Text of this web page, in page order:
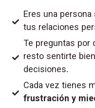
Eres una persona
tus relaciones
Te preguntas por
resto sentirte
decisiones.
Cada vez tienes
frustración y